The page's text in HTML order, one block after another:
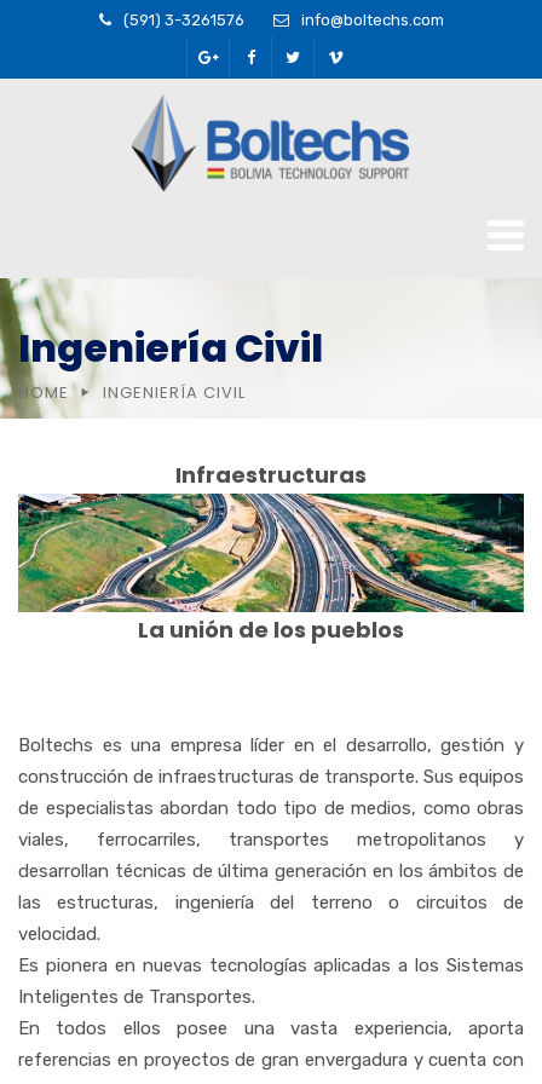
(591) 3-3261576 info@boltechs.com
Ingeniería Civil
HOME INGENIERÍA CIVIL
Infraestructuras
La unión de los pueblos
Boltechs es una empresa líder en el desarrollo, gestión y
construcción de infraestructuras de transporte. Sus equipos
de especialistas abordan todo tipo de medios, como obras
viales, ferrocarriles, transportes metropolitanos y
desarrollan técnicas de última generación en los ámbitos de
las estructuras, ingeniería del terreno o circuitos de
velocidad.
Es pionera en nuevas tecnologías aplicadas a los Sistemas
Inteligentes de Transportes.
En todos ellos posee una vasta experiencia, aporta
referencias en proyectos de gran envergadura y cuenta con